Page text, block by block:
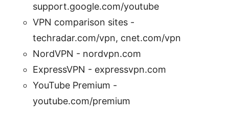
support.google.com/youtube
VPN comparison sites -
techradar.com/vpn, cnet.com/vpn
NordVPN - nordvpn.com
ExpressVPN - expressvpn.com
YouTube Premium -
youtube.com/premium